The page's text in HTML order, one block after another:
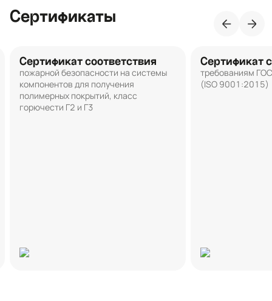
Сертификаты
Сертификат соответствия
пожарной безопасности на системы
компонентов для получения
полимерных покрытий, класс
горючести Г2 и Г3
Сертификат
требованиям
(ISO 9001:2015)